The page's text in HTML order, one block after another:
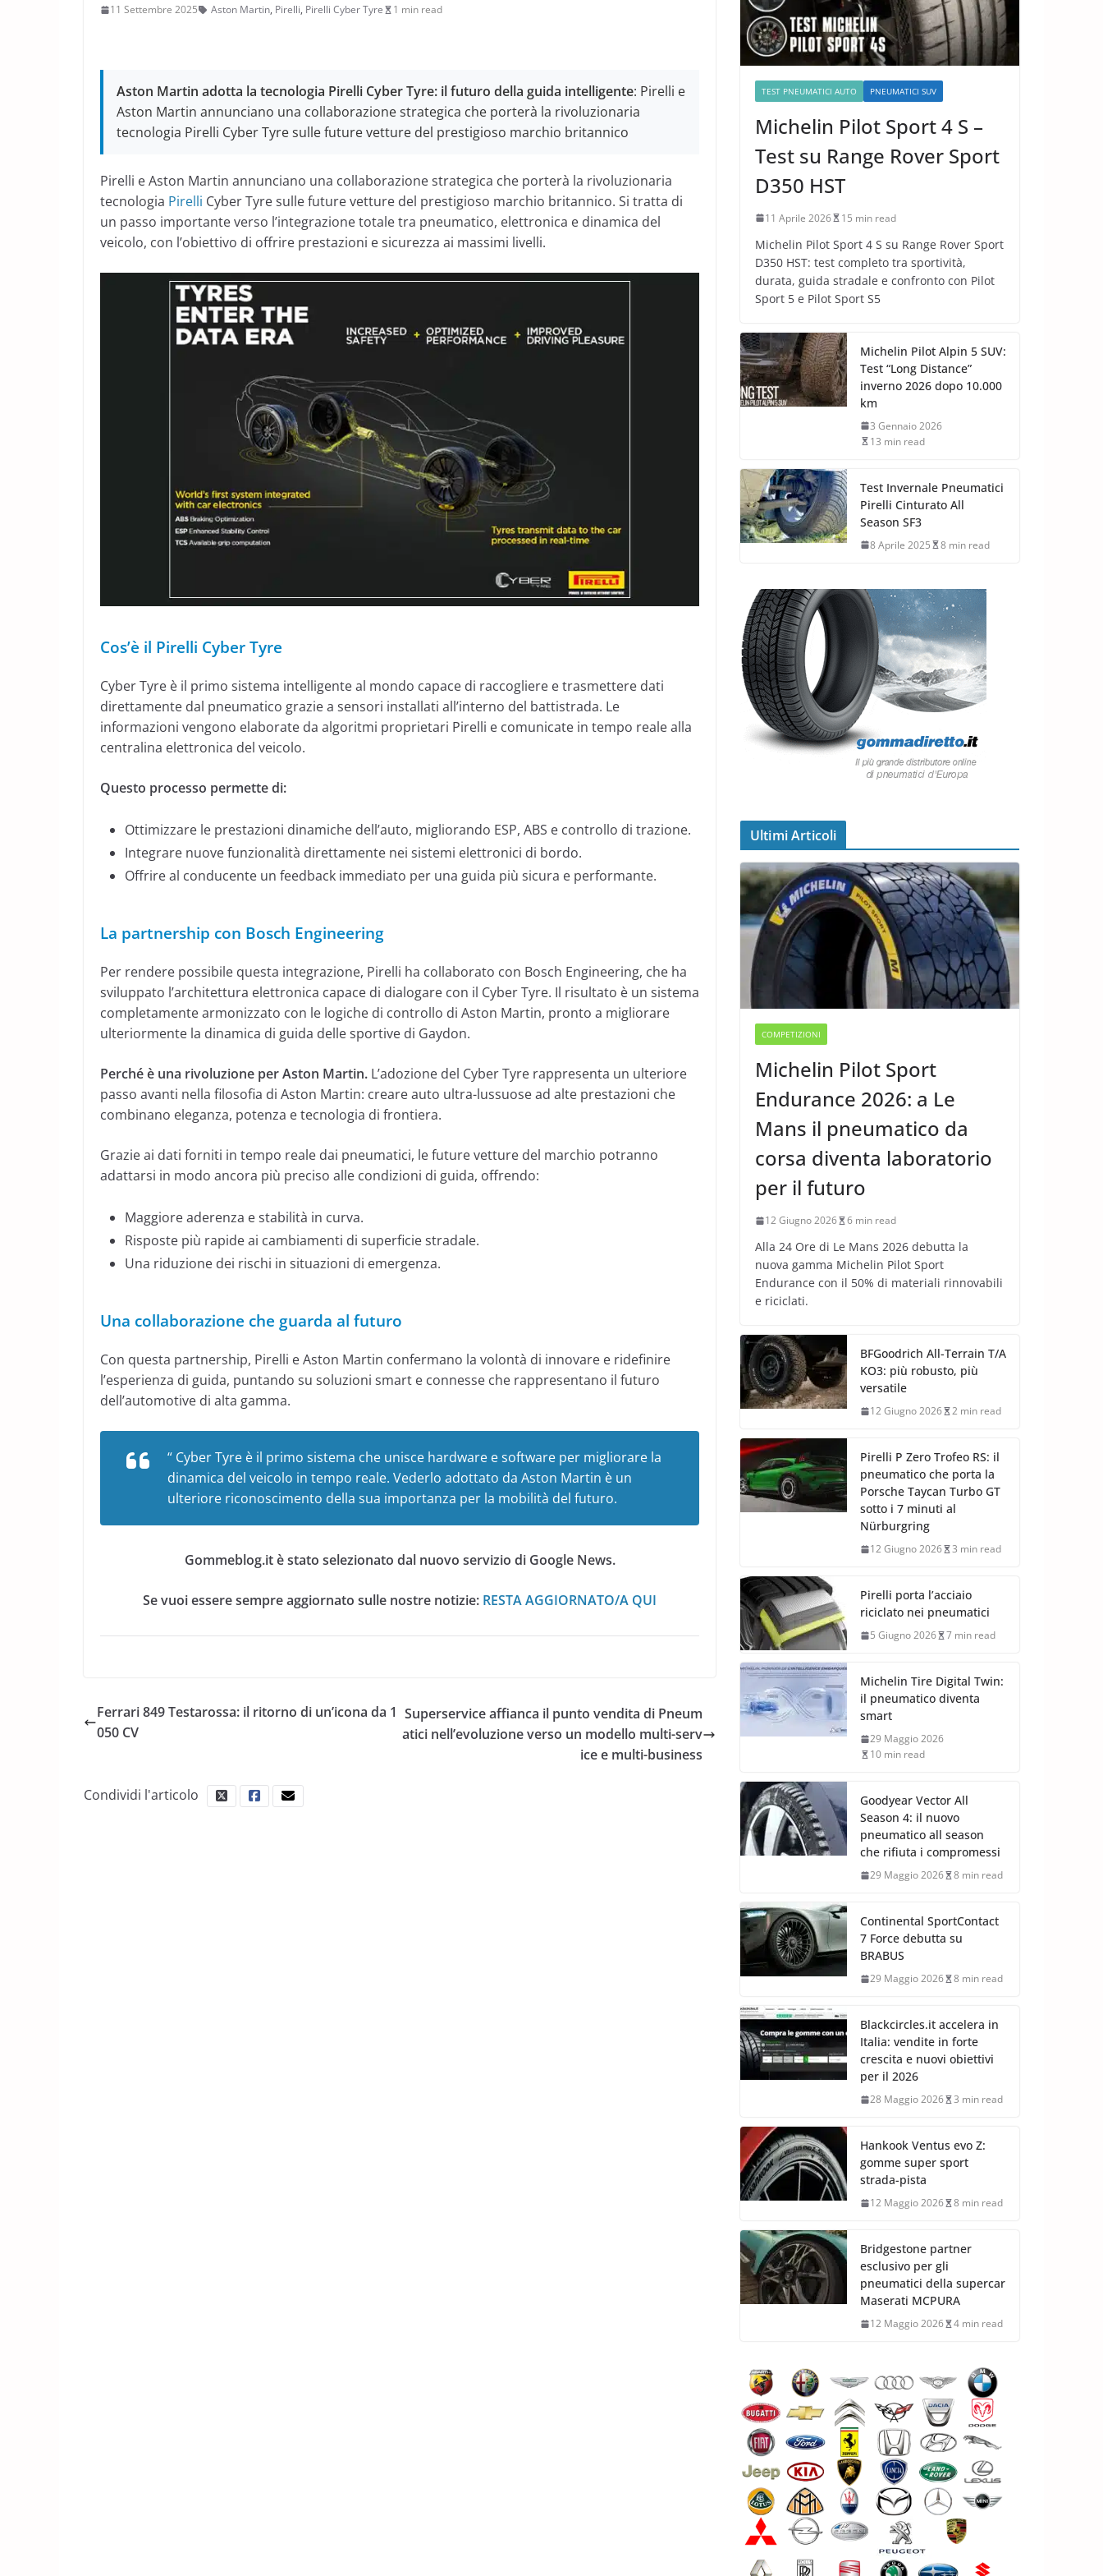
11 Settembre 2025 Aston Martin, Pirelli, Pirelli Cyber Tyre 1 min read
Aston Martin adotta la tecnologia Pirelli Cyber Tyre: il futuro della guida intelligente: Pirelli e
Aston Martin annunciano una collaborazione strategica che porterà la rivoluzionaria
tecnologia Pirelli Cyber Tyre sulle future vetture del prestigioso marchio britannico
Pirelli e Aston Martin annunciano una collaborazione strategica che porterà la rivoluzionaria
tecnologia Pirelli Cyber Tyre sulle future vetture del prestigioso marchio britannico. Si tratta di
un passo importante verso l’integrazione totale tra pneumatico, elettronica e dinamica del
veicolo, con l’obiettivo di offrire prestazioni e sicurezza ai massimi livelli.
Cos’è il Pirelli Cyber Tyre
Cyber Tyre è il primo sistema intelligente al mondo capace di raccogliere e trasmettere dati
direttamente dal pneumatico grazie a sensori installati all’interno del battistrada. Le
informazioni vengono elaborate da algoritmi proprietari Pirelli e comunicate in tempo reale alla
centralina elettronica del veicolo.
Questo processo permette di:
Ottimizzare le prestazioni dinamiche dell’auto, migliorando ESP, ABS e controllo di trazione.
Integrare nuove funzionalità direttamente nei sistemi elettronici di bordo.
Offrire al conducente un feedback immediato per una guida più sicura e performante.
La partnership con Bosch Engineering
Per rendere possibile questa integrazione, Pirelli ha collaborato con Bosch Engineering, che ha
sviluppato l’architettura elettronica capace di dialogare con il Cyber Tyre. Il risultato è un sistema
completamente armonizzato con le logiche di controllo di Aston Martin, pronto a migliorare
ulteriormente la dinamica di guida delle sportive di Gaydon.
Perché è una rivoluzione per Aston Martin. L’adozione del Cyber Tyre rappresenta un ulteriore
passo avanti nella filosofia di Aston Martin: creare auto ultra-lussuose ad alte prestazioni che
combinano eleganza, potenza e tecnologia di frontiera.
Grazie ai dati forniti in tempo reale dai pneumatici, le future vetture del marchio potranno
adattarsi in modo ancora più preciso alle condizioni di guida, offrendo:
Maggiore aderenza e stabilità in curva.
Risposte più rapide ai cambiamenti di superficie stradale.
Una riduzione dei rischi in situazioni di emergenza.
Una collaborazione che guarda al futuro
Con questa partnership, Pirelli e Aston Martin confermano la volontà di innovare e ridefinire
l’esperienza di guida, puntando su soluzioni smart e connesse che rappresentano il futuro
dell’automotive di alta gamma.
“ Cyber Tyre è il primo sistema che unisce hardware e software per migliorare la
dinamica del veicolo in tempo reale. Vederlo adottato da Aston Martin è un
ulteriore riconoscimento della sua importanza per la mobilità del futuro.
Gommeblog.it è stato selezionato dal nuovo servizio di Google News.
Se vuoi essere sempre aggiornato sulle nostre notizie: RESTA AGGIORNATO/A QUI
Ferrari 849 Testarossa: il ritorno di un’icona da 1
050 CV
Superservice affianca il punto vendita di Pneum
atici nell’evoluzione verso un modello multi-serv
ice e multi-business
Condividi l'articolo
TEST PNEUMATICI AUTO PNEUMATICI SUV
Michelin Pilot Sport 4 S –
Test su Range Rover Sport
D350 HST
11 Aprile 2026 15 min read
Michelin Pilot Sport 4 S su Range Rover Sport
D350 HST: test completo tra sportività,
durata, guida stradale e confronto con Pilot
Sport 5 e Pilot Sport S5
Michelin Pilot Alpin 5 SUV:
Test “Long Distance”
inverno 2026 dopo 10.000
km
3 Gennaio 2026
13 min read
Test Invernale Pneumatici
Pirelli Cinturato All
Season SF3
8 Aprile 2025 8 min read
Ultimi Articoli
COMPETIZIONI
Michelin Pilot Sport
Endurance 2026: a Le
Mans il pneumatico da
corsa diventa laboratorio
per il futuro
12 Giugno 2026 6 min read
Alla 24 Ore di Le Mans 2026 debutta la
nuova gamma Michelin Pilot Sport
Endurance con il 50% di materiali rinnovabili
e riciclati.
BFGoodrich All-Terrain T/A
KO3: più robusto, più
versatile
12 Giugno 2026 2 min read
Pirelli P Zero Trofeo RS: il
pneumatico che porta la
Porsche Taycan Turbo GT
sotto i 7 minuti al
Nürburgring
12 Giugno 2026 3 min read
Pirelli porta l’acciaio
riciclato nei pneumatici
5 Giugno 2026 7 min read
Michelin Tire Digital Twin:
il pneumatico diventa
smart
29 Maggio 2026
10 min read
Goodyear Vector All
Season 4: il nuovo
pneumatico all season
che rifiuta i compromessi
29 Maggio 2026 8 min read
Continental SportContact
7 Force debutta su
BRABUS
29 Maggio 2026 8 min read
Blackcircles.it accelera in
Italia: vendite in forte
crescita e nuovi obiettivi
per il 2026
28 Maggio 2026 3 min read
Hankook Ventus evo Z:
gomme super sport
strada-pista
12 Maggio 2026 8 min read
Bridgestone partner
esclusivo per gli
pneumatici della supercar
Maserati MCPURA
12 Maggio 2026 4 min read